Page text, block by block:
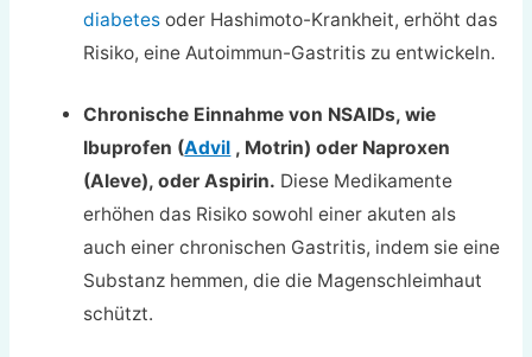
diabetes oder Hashimoto-Krankheit, erhöht das
Risiko, eine Autoimmun-Gastritis zu entwickeln.
Chronische Einnahme von NSAIDs, wie
Ibuprofen (Advil , Motrin) oder Naproxen
(Aleve), oder Aspirin. Diese Medikamente
erhöhen das Risiko sowohl einer akuten als
auch einer chronischen Gastritis, indem sie eine
Substanz hemmen, die die Magenschleimhaut
schützt.